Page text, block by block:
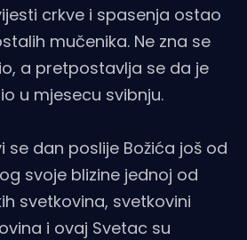
crkve i spasenja ostao
mučenika. Ne zna se
a pretpostavlja se da je
u mjesecu svibnju.
se dan poslije Božića još od
svoje blizine jednoj od
svetkovina, svetkovini
i ovaj Svetac su